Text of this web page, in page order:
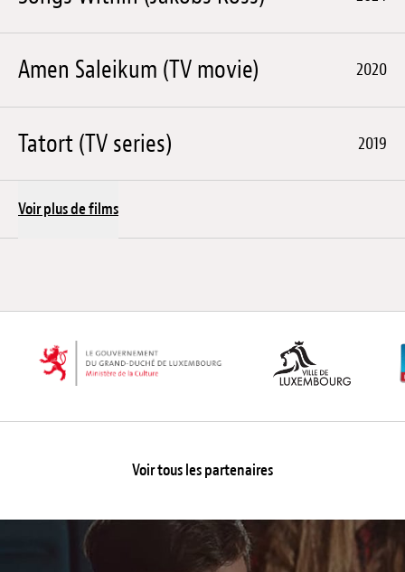
Amen Saleikum (TV movie) 2020
Tatort (TV series) 2019
Voir plus de films
Voir tous les partenaires